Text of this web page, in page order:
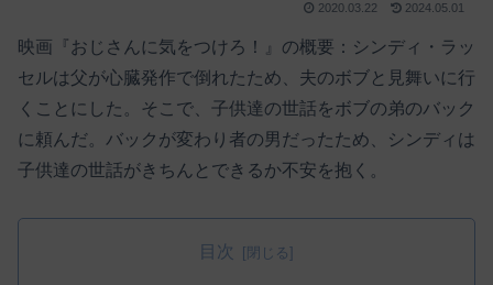
2020.03.22 2024.05.01
映画『おじさんに気をつけろ！』の概要：シンディ・ラッ
セルは父が心臓発作で倒れたため、夫のボブと見舞いに行
くことにした。そこで、子供達の世話をボブの弟のバック
に頼んだ。バックが変わり者の男だったため、シンディは
子供達の世話がきちんとできるか不安を抱く。
目次